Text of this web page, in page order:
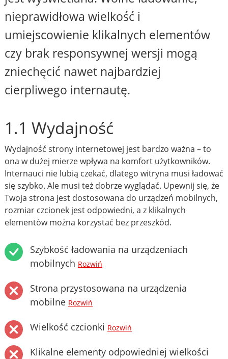
nieprawidłowa wielkość i
umiejscowienie klikalnych elementów
czy brak responsywnej wersji mogą
zniechęcić nawet najbardziej
cierpliwego internautę.
1.1 Wydajność
Wydajność strony internetowej jest bardzo ważna – to
ona w dużej mierze wpływa na komfort użytkowników.
Internauci nie lubią czekać, dlatego witryna musi ładować
się szybko. Ale musi też dobrze wyglądać. Upewnij się, że
Twoja strona jest dostosowana do urządzeń mobilnych,
rozmiar czcionek jest odpowiedni, a z klikalnych
elementów można korzystać bez przeszkód.
Szybkość ładowania na urządzeniach
mobilnych Rozwiń
Strona przystosowana na urządzenia
mobilne Rozwiń
Wielkość czcionki Rozwiń
Klikalne elementy odpowiedniej wielkości